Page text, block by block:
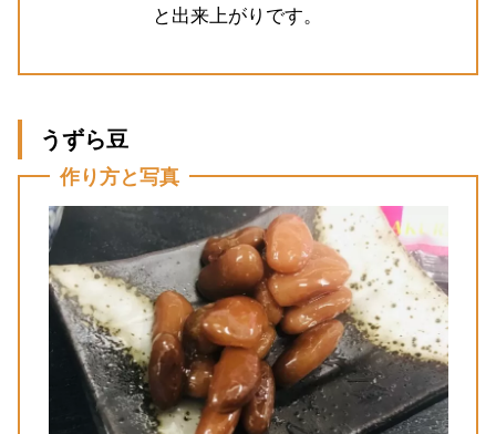
と出来上がりです。
うずら豆
作り方と写真